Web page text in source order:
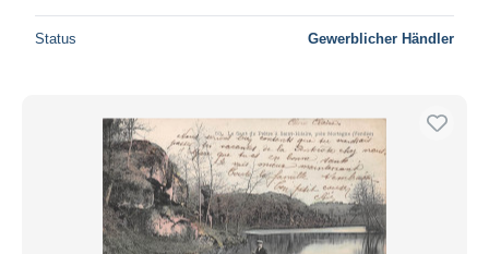
Status Gewerblicher Händler